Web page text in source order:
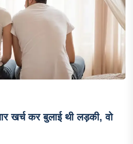
खर्च कर बुलाई थी लड़की, वो